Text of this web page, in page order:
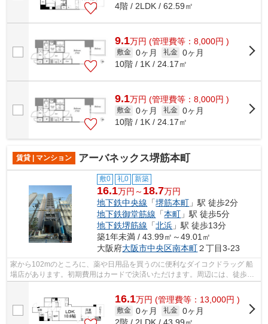
4階 / 2LDK / 62.59㎡
9.1万円 (管理費等：8,000円 )
敷金 0ヶ月 礼金 0ヶ月
10階 / 1K / 24.17㎡
9.1万円 (管理費等：8,000円 )
敷金 0ヶ月 礼金 0ヶ月
10階 / 1K / 24.17㎡
賃貸 | マンション アーバネックス堺筋本町
敷0 礼0 新築
16.1万円～ 18.7万円
地下鉄中央線 「堺筋本町 」駅 徒歩2分
地下鉄御堂筋線 「本町 」駅 徒歩5分
地下鉄堺筋線 「北浜 」駅 徒歩13分
築1年未満 / 43.99㎡～49.01㎡
大阪府大阪市中央区南本町２丁目3-23
家から102mのところに、薬や日用品を買うのに便利なダイコクドラッグ 船
場店があります。初期費用はカードで決済いただけます。周辺には、徒歩2
16.1万円 (管理費等：13,000円 )
敷金 0ヶ月 礼金 0ヶ月
2階 / 2LDK / 43.99㎡